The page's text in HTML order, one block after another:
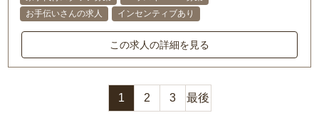
お手伝いさんの求人
インセンティブあり
この求人の詳細を見る
1 2 3 最後